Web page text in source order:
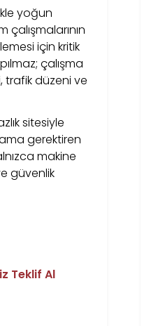
yoğun
için kritik
çalışma
trafik düzeni ve
sitesiyle
gerektiren
makine
güvenlik
Teklif Al